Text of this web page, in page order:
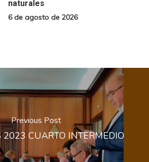
naturales
6 de agosto de 2026
Previous Post
2023 CUARTO INTERMEDIO